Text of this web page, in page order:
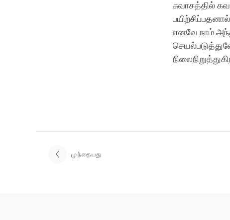
சுவாசத்தில்
எனவே நாம்
முந்தையது